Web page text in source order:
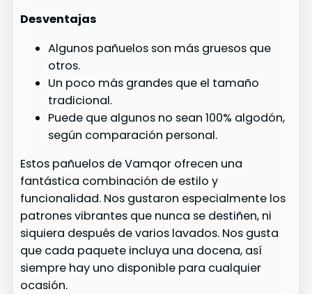
Desventajas
Algunos pañuelos son más gruesos que
otros.
Un poco más grandes que el tamaño
tradicional.
Puede que algunos no sean 100% algodón,
según comparación personal.
Estos pañuelos de Vamqor ofrecen una
fantástica combinación de estilo y
funcionalidad. Nos gustaron especialmente los
patrones vibrantes que nunca se destiñen, ni
siquiera después de varios lavados. Nos gusta
que cada paquete incluya una docena, así
siempre hay uno disponible para cualquier
ocasión.